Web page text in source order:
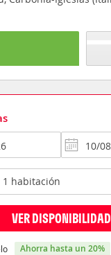
VER DISPONIBILIDAD
ahorra hasta un 20%